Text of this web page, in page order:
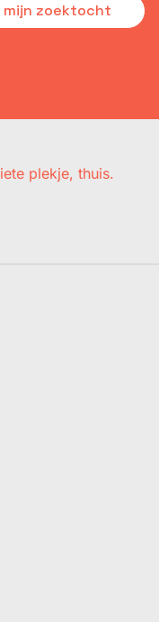
zoektocht
plekje, thuis.